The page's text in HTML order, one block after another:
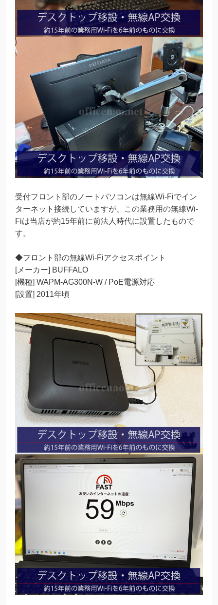
受付フロント部のノートパソコンは無線Wi-Fiでイン
ターネット接続していますが、この業務用の無線Wi-
Fiは当店が約15年前に前法人時代に設置したもので
す。
◆フロント部の無線Wi-Fiアクセスポイント
[メーカー] BUFFALO
[機種] WAPM-AG300N-W / PoE電源対応
[設置] 2011年頃